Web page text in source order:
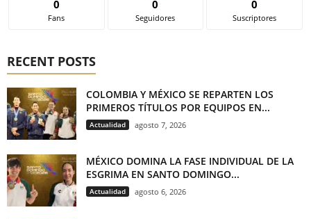
0
Fans
0
Seguidores
0
Suscriptores
RECENT POSTS
COLOMBIA Y MÉXICO SE REPARTEN LOS
PRIMEROS TÍTULOS POR EQUIPOS EN...
Actualidad agosto 7, 2026
MÉXICO DOMINA LA FASE INDIVIDUAL DE LA
ESGRIMA EN SANTO DOMINGO...
Actualidad agosto 6, 2026